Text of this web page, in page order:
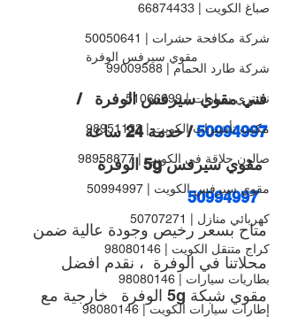
صباغ الكويت | 66874433
شركة مكافحة حشرات | 50050641
شركة طارد الحمام | 99009588
نشتري سيارات | 51066699
مكتب تأشيرات الكويت | 98951133
صالون حلاقة في الكويت | 98958877
مقوي سيرفس الكويت | 50994997
كهربائي منازل | 50707271
كراج متنقل الكويت | 98080146
بطاريات سيارات | 98080146
إطارات سيارات الكويت | 98080146
مقوي سيرفس الوفرة
فني مقوي سيرفس الوفرة   /
50994997
/ خدمة 24 ساعة
مقوي سيرفس 5g الوفرة
50994997
متاح بسعر رخيص وجودة عالية ضمن
محلاتنا في الوفرة  ، نقدم افضل
مقوي شبكة 5
g الوفرة   خارجية مع